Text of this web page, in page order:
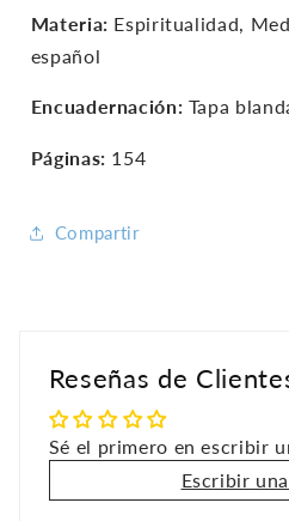
Materia: Espiritualidad,
español
Encuadernación: Tapa
Páginas: 154
Compartir
Reseñas de
Sé el primero en escribir
Escribir